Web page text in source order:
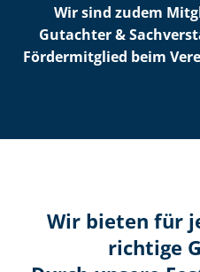
Wir sind zudem
Gutachter &
Fördermitglied beim
Wir bieten für
richtige